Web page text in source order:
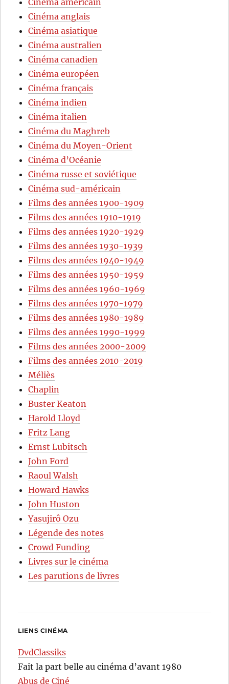
Cinéma anglais
Cinéma asiatique
Cinéma australien
Cinéma canadien
Cinéma européen
Cinéma français
Cinéma indien
Cinéma italien
Cinéma du Maghreb
Cinéma du Moyen-Orient
Cinéma d’Océanie
Cinéma russe et soviétique
Cinéma sud-américain
Films des années 1900-1909
Films des années 1910-1919
Films des années 1920-1929
Films des années 1930-1939
Films des années 1940-1949
Films des années 1950-1959
Films des années 1960-1969
Films des années 1970-1979
Films des années 1980-1989
Films des années 1990-1999
Films des années 2000-2009
Films des années 2010-2019
Méliès
Chaplin
Buster Keaton
Harold Lloyd
Fritz Lang
Ernst Lubitsch
John Ford
Raoul Walsh
Howard Hawks
John Huston
Yasujirô Ozu
Légende des notes
Crowd Funding
Livres sur le cinéma
Les parutions de livres
LIENS CINÉMA
DvdClassiks
Fait la part belle au cinéma d’avant 1980
Abus de Ciné